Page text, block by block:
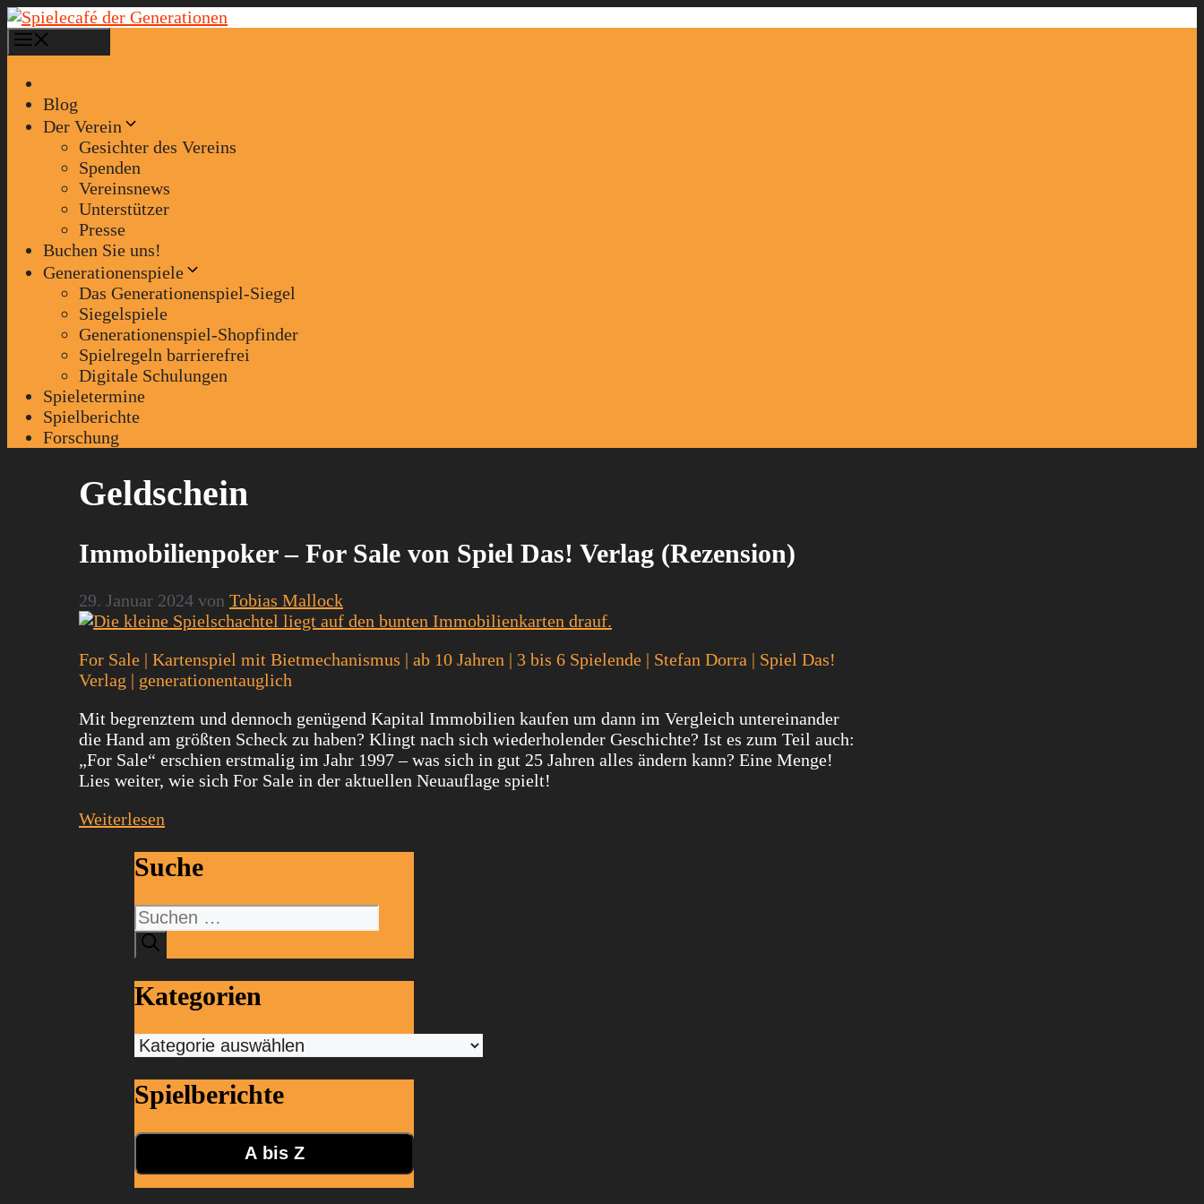
Zum
Inhalt
springen
Blog
Der Verein
Gesichter des Vereins
Spenden
Vereinsnews
Unterstützer
Presse
Buchen Sie uns!
Generationenspiele
Das Generationenspiel-Siegel
Siegelspiele
Generationenspiel-Shopfinder
Spielregeln barrierefrei
Digitale Schulungen
Spieletermine
Spielberichte
Forschung
Geldschein
Immobilienpoker – For Sale von Spiel Das! Verlag (Rezension)
29. Januar 2024 von Tobias Mallock
For Sale | Kartenspiel mit Bietmechanismus | ab 10 Jahren | 3 bis 6 Spielende | Stefan Dorra | Spiel Das!
Verlag | generationentauglich
Mit begrenztem und dennoch genügend Kapital Immobilien kaufen um dann im Vergleich untereinander
die Hand am größten Scheck zu haben? Klingt nach sich wiederholender Geschichte? Ist es zum Teil auch:
„For Sale“ erschien erstmalig im Jahr 1997 – was sich in gut 25 Jahren alles ändern kann? Eine Menge!
Lies weiter, wie sich For Sale in der aktuellen Neuauflage spielt!
Weiterlesen
Suche
Suchen
nach:
Kategorien
Kategorien
Spielberichte
A bis Z